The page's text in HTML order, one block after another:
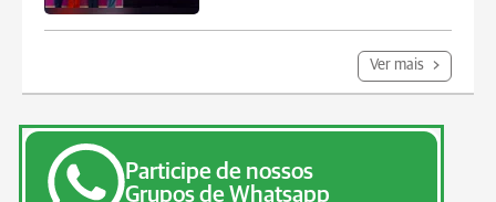
Ver mais
Participe de nossos
Grupos de Whatsapp